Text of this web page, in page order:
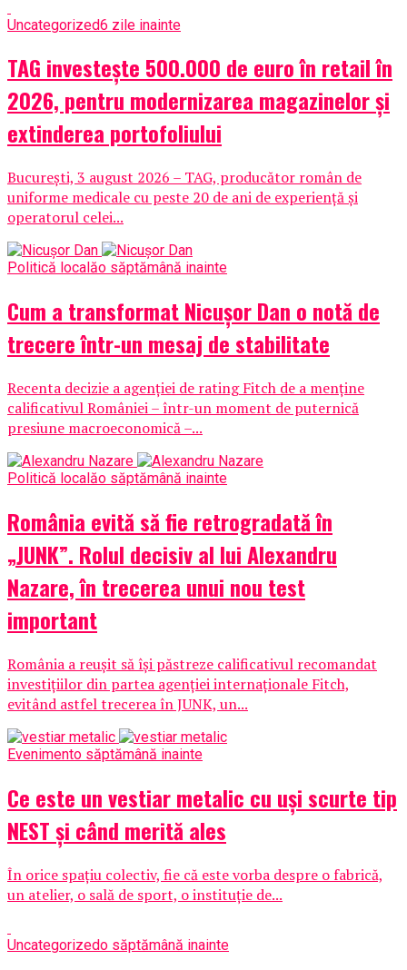
Uncategorized6 zile inainte
TAG investește 500.000 de euro în retail în
2026, pentru modernizarea magazinelor și
extinderea portofoliului
București, 3 august 2026 – TAG, producător român de
uniforme medicale cu peste 20 de ani de experiență și
operatorul celei...
Politică localăo săptămână inainte
Cum a transformat Nicușor Dan o notă de
trecere într-un mesaj de stabilitate
Recenta decizie a agenției de rating Fitch de a menține
calificativul României – într-un moment de puternică
presiune macroeconomică –...
Politică localăo săptămână inainte
România evită să fie retrogradată în
„JUNK”. Rolul decisiv al lui Alexandru
Nazare, în trecerea unui nou test
important
România a reușit să își păstreze calificativul recomandat
investițiilor din partea agenției internaționale Fitch,
evitând astfel trecerea în JUNK, un...
Evenimento săptămână inainte
Ce este un vestiar metalic cu uși scurte tip
NEST și când merită ales
În orice spațiu colectiv, fie că este vorba despre o fabrică,
un atelier, o sală de sport, o instituție de...
Uncategorizedo săptămână inainte